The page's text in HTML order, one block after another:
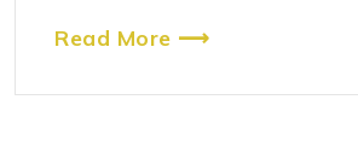
Read More ⟶